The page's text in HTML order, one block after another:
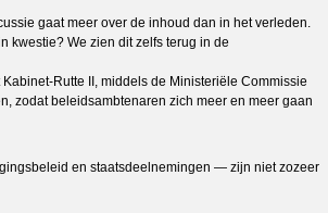
gaat meer over de inhoud dan in het verleden.
kwestie? We zien dit zelfs terug in de
Rutte II, middels de Ministeriële Commissie
zodat beleidsambtenaren zich meer en meer gaan
en staatsdeelnemingen — zijn niet zozeer